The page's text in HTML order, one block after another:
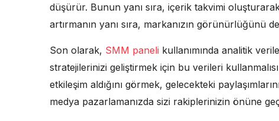
düşürür. Bunun yanı sıra, içerik takvimi
artırmanın yanı sıra, markanızın görünürlüğünü de
Son olarak, SMM paneli kullanımında analitik
stratejilerinizi geliştirmek için bu verileri
etkileşim aldığını görmek, gelecekteki
medya pazarlamanızda sizi rakiplerinizin önüne